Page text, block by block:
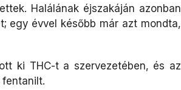
Halálának éjszakáján azonban
egy évvel később már azt mondta,
ki THC-t a szervezetében, és az